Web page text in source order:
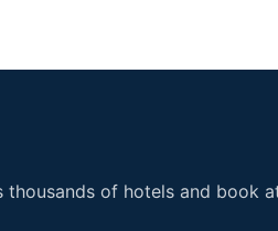
of hotels and book